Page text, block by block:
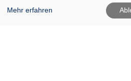
In den Ferien (Land
Mehr erfahren